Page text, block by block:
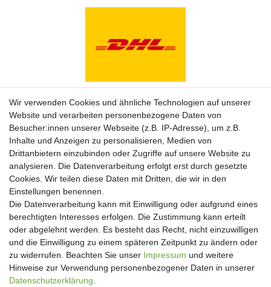
Zahlungsarten
Newsletter
Newsletter
Wir verwenden Cookies und ähnliche Technologien auf unserer
Website und verarbeiten personenbezogene Daten von
Besucher:innen unserer Webseite (z.B. IP-Adresse), um z.B.
Inhalte und Anzeigen zu personalisieren, Medien von
Drittanbietern einzubinden oder Zugriffe auf unsere Website zu
analysieren. Die Datenverarbeitung erfolgt erst durch gesetzte
Cookies. Wir teilen diese Daten mit Dritten, die wir in den
Einstellungen benennen.
Die Datenverarbeitung kann mit Einwilligung oder aufgrund eines
berechtigten Interesses erfolgen. Die Zustimmung kann erteilt
oder abgelehnt werden. Es besteht das Recht, nicht einzuwilligen
und die Einwilligung zu einem späteren Zeitpunkt zu ändern oder
zu widerrufen. Beachten Sie unser Impressum und weitere
Hinweise zur Verwendung personenbezogener Daten in unserer
Daten­schutz­erklärung